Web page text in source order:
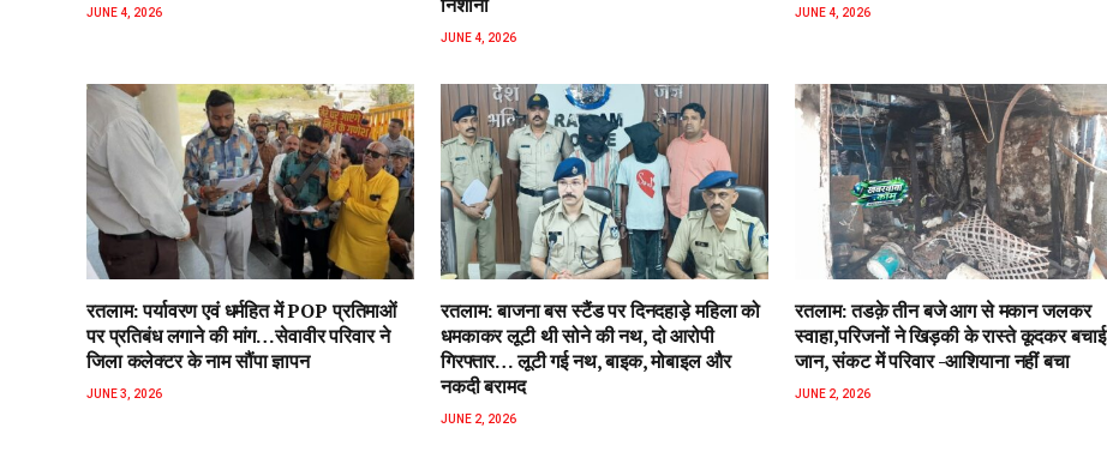
JUNE 4, 2026
JUNE 4, 2026
JUNE 4, 2026
रतलाम: पर्यावरण एवं धर्महित में POP प्रतिमाओं
पर प्रतिबंध लगाने की मांग…सेवावीर परिवार ने
जिला कलेक्टर के नाम सौंपा ज्ञापन
JUNE 3, 2026
रतलाम: बाजना बस स्टैंड पर दिनदहाड़े महिला को
धमकाकर लूटी थी सोने की नथ, दो आरोपी
गिरफ्तार… लूटी गई नथ, बाइक, मोबाइल और
नकदी बरामद
JUNE 2, 2026
रतलाम: तडक़े तीन बजे आग से मकान जलकर
स्वाहा,परिजनों ने खिड़की के रास्ते कूदकर बचाई
जान, संकट में परिवार -आशियाना नहीं बचा
JUNE 2, 2026